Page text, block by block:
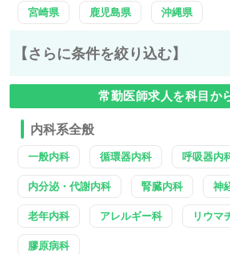
宮崎県 鹿児島県 沖縄県
【さらに条件を絞り込む】
常勤医師求人を科目か
内科系全般
一般内科 循環器内科 呼吸器内
内分泌・代謝内科 腎臓内科 神
老年内科 アレルギー科 リウマ
膠原病科